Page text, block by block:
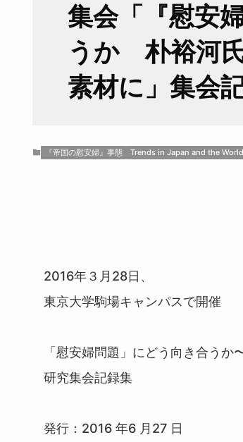
集会「『慰安
うか 朴裕河
素材に」集会
『帝国の慰安婦』事態 Trends in Japan and the World
2016年３月28日、
東京大学駒場キャンパスで開催
「慰安婦問題」にどう向き合う
研究集会記録集
発行：2016 年6 月27 日